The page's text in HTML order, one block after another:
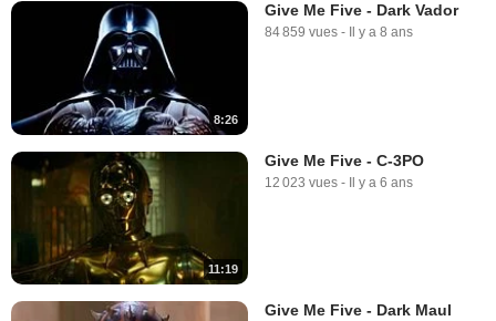
8:26
Give Me Five - Dark Vador
84 859 vues - Il y a 8 ans
11:19
Give Me Five - C-3PO
12 023 vues - Il y a 6 ans
Give Me Five - Dark Maul